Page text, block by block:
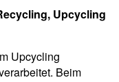
Upcycling
Upcycling
Beim